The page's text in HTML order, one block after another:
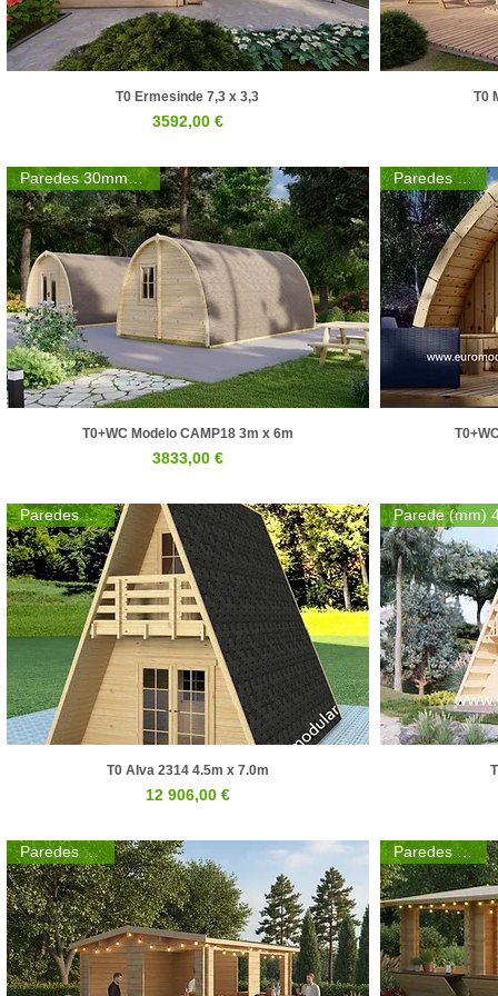
Visualização rápida
T0 Ermesinde 7,3 x 3,3
Preço
3592,00 €
T0
Visualização rápida
Paredes 30mm | 44mm
T0+WC Modelo CAMP18 3m x 6m
Preço
3833,00 €
Paredes 44mm
Visualização rápida
Paredes 44mm
T0 Alva 2314 4.5m x 7.0m
Preço
12 906,00 €
Paredes 30mm Paredes 30mm